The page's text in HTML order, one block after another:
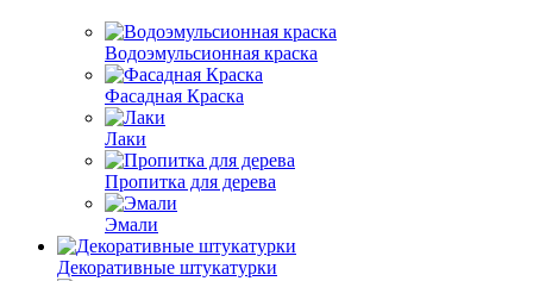
Водоэмульсионная краска
Фасадная Краска
Лаки
Пропитка для дерева
Эмали
Декоративные штукатурки